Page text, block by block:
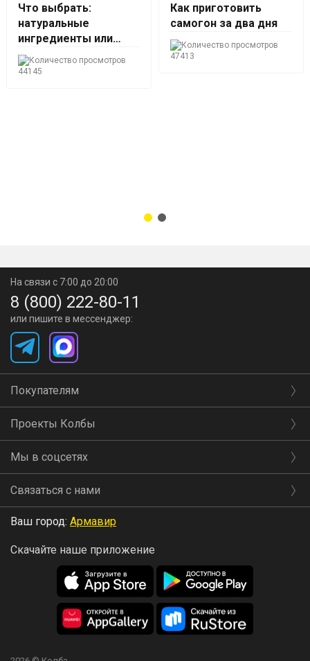
Что выбрать:
натуральные
ингредиенты или
наборы трав и
специй?
44145
Как приготовить
самогон за два дня
47413
На связи с 7:00 до 20:00
8 (800) 222-80-11
или пишите в мессенджер:
Покупателям
Проекты Колбы
Мы в соцсетях
Связаться с нами
Ваш город: Армавир
Скачайте наше приложение